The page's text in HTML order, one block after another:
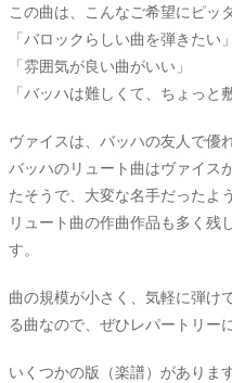
この曲は、こんなご希望にピッ
「バロックらしい曲を弾きたい」
「雰囲気が良い曲がいい」
「バッハは難しくて、ちょっと
ヴァイスは、バッハの友人で優
バッハのリュート曲はヴァイス
たそうで、大変な名手だったよ
リュート曲の作曲作品も多く残
す。
曲の規模が小さく、気軽に弾け
る曲なので、ぜひレパートリー
いくつかの版（楽譜）がありま